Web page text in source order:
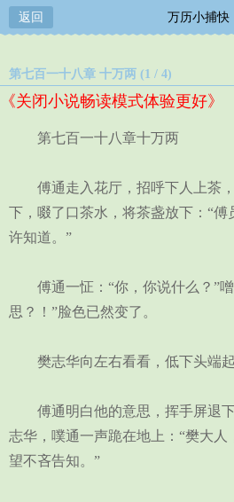
返回 万历小捕快
第七百一十八章 十万两 (1 / 4)
《关闭小说畅读模式体验更好》
第七百一十八章十万两
傅通走入花厅，招呼下人上茶，
下，啜了口茶水，将茶盏放下：“傅
许知道。”
傅通一怔：“你，你说什么？”噌
思？！”脸色已然变了。
樊志华向左右看看，低下头端起
傅通明白他的意思，挥手屏退下
志华，噗通一声跪在地上：“樊大
望不吝告知。”